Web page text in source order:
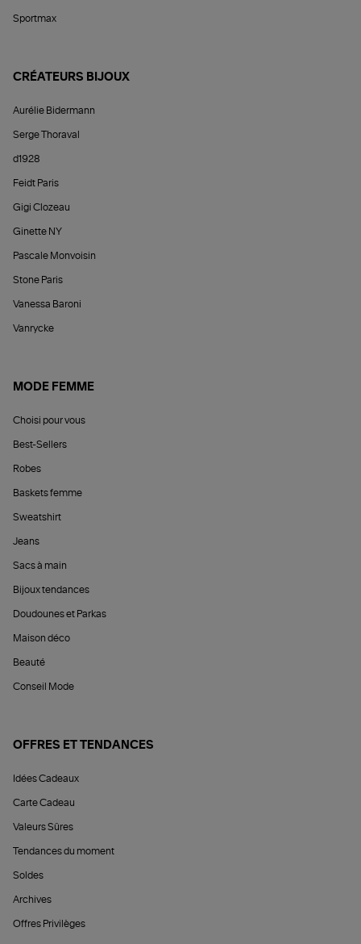
Sportmax
CRÉATEURS BIJOUX
Aurélie Bidermann
Serge Thoraval
d1928
Feidt Paris
Gigi Clozeau
Ginette NY
Pascale Monvoisin
Stone Paris
Vanessa Baroni
Vanrycke
MODE FEMME
Choisi pour vous
Best-Sellers
Robes
Baskets femme
Sweatshirt
Jeans
Sacs à main
Bijoux tendances
Doudounes et Parkas
Maison déco
Beauté
Conseil Mode
OFFRES ET TENDANCES
Idées Cadeaux
Carte Cadeau
Valeurs Sûres
Tendances du moment
Soldes
Archives
Offres Privilèges